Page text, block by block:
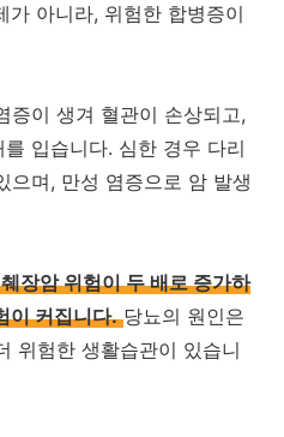
가 아니라, 위험한 합병증이
증이 생겨 혈관이 손상되고,
입습니다. 심한 경우 다리
으며, 만성 염증으로 암 발생
장암 위험이 두 배로 증가하
이 커집니다. 당뇨의 원인은
위험한 생활습관이 있습니